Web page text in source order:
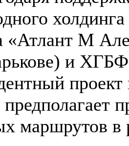
«Атлант М
и
маршрутов